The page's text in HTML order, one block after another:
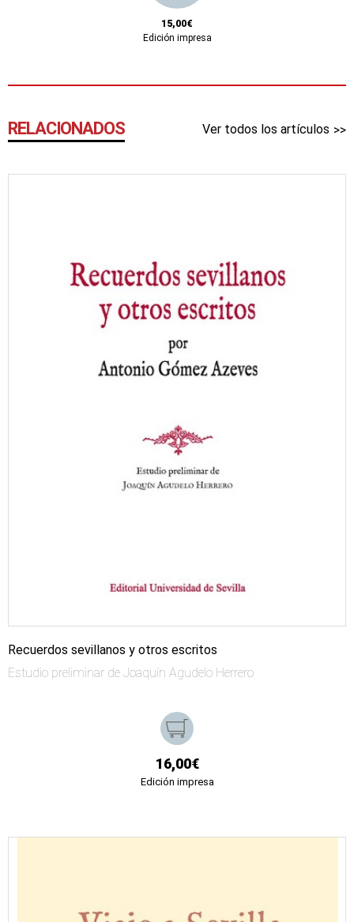
15,00€
Edición impresa
RELACIONADOS Ver todos los artículos
Recuerdos sevillanos y otros escritos
Estudio preliminar de Joaquín Agudelo Herrero
16,00€
Edición impresa